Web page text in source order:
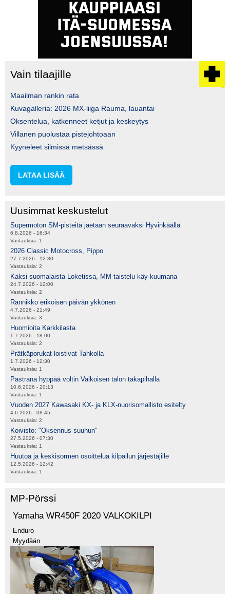
Vain tilaajille
Maailman rankin rata
Kuvagalleria: 2026 MX-liiga Rauma, lauantai
Oksentelua, katkenneet ketjut ja keskeytys
Villanen puolustaa pistejohtoaan
Kyyneleet silmissä metsässä
LATAA LISÄÄ
Uusimmat keskustelut
Supermoton SM-pisteitä jaetaan seuraavaksi Hyvinkäällä
6.8.2026 - 16:34
Vastauksia: 1
2026 Classic Motocross, Pippo
27.7.2026 - 12:30
Vastauksia: 2
Kaksi suomalaista Loketissa, MM-taistelu käy kuumana
24.7.2026 - 12:00
Vastauksia: 2
Rannikko erikoisen päivän ykkönen
4.7.2026 - 21:49
Vastauksia: 3
Huomioita Karkkilasta
1.7.2026 - 18:00
Vastauksia: 2
Prätkäporukat loistivat Tahkolla
1.7.2026 - 12:30
Vastauksia: 1
Pastrana hyppää voltin Valkoisen talon takapihalla
10.6.2026 - 20:13
Vastauksia: 1
Vuoden 2027 Kawasaki KX- ja KLX-nuorisomallisto esitelty
4.6.2026 - 08:45
Vastauksia: 2
Koivisto: "Oksennus suuhun"
27.5.2026 - 07:30
Vastauksia: 1
Huutoa ja keskisormen osoittelua kilpailun järjestäjille
12.5.2026 - 12:42
Vastauksia: 1
MP-Pörssi
Yamaha WR450F 2020 VALKOKILPI
Enduro
Myydään